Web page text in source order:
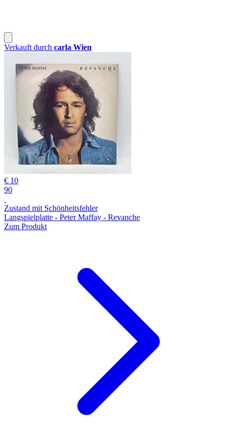
Verkauft durch carla Wien
€ 10
90
Zustand mit Schönheitsfehler
Langspielplatte - Peter Maffay - Revanche
Zum Produkt